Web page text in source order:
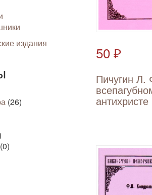
издания
(26)
50 ₽
Пичугин
антихристе